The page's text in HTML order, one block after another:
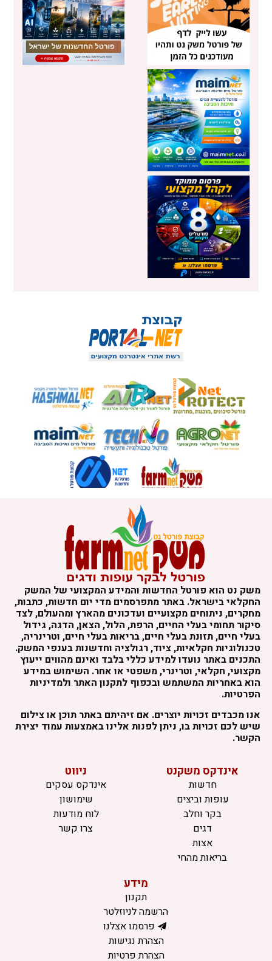
משק נט הוא פורטל החדשות והמידע המקצועי של המשק
החקלאי בישראל. באתר מתפרסמים מדי יום חדשות, כתבות,
מחקרים, ניתוחים מקצועיים ועדכונים מהארץ ומהעולם, לצד
סיקור תחומי בעלי החיים, הרפת, הלול, הצאן, הדגה, גידול
בעלי חיים, תזונת בעלי חיים, בריאות בעלי חיים, וטרינריה,
טכנולוגיות חקלאיות, ציוד, רגולציה וחדשנות בענפי המשק.
התכנים באתר נועדו למידע כללי בלבד ואינם מהווים ייעוץ
מקצועי, חקלאי, וטרינרי, משפטי או אחר. השימוש במידע
הוא באחריות המשתמש ובכפוף לתקנון האתר ולמדיניות
הפרטיות.
אנו מכבדים זכויות יוצרים. אם זיהיתם באתר תוכן או צילום
שיש לכם זכויות בו, ניתן לפנות אלינו באמצעות עמוד יצירת
הקשר.
אינדקס משקנט
חדשות
עופות וביצים
בקר וחלב
דגים
אצות
בריאות מהחי
ניווט
אינדקס עסקים
שימושון
לוח מודעות
צרו קשר
מידע
תקנון
הרשמה לניוזלטר
פרסמו אצלנו
הצהרת נגישות
הצהרת פרטיות